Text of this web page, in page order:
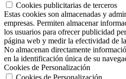
Cookies publicitarias de terceros
Estas cookies son almacenadas y
empresas. Permiten almacenar
los usuarios para ofrecer publicidad
página web y medir la efectividad de
No almacenan directamente
en la identificación única de su
Cookies de Personalización
Cookies de Personalización